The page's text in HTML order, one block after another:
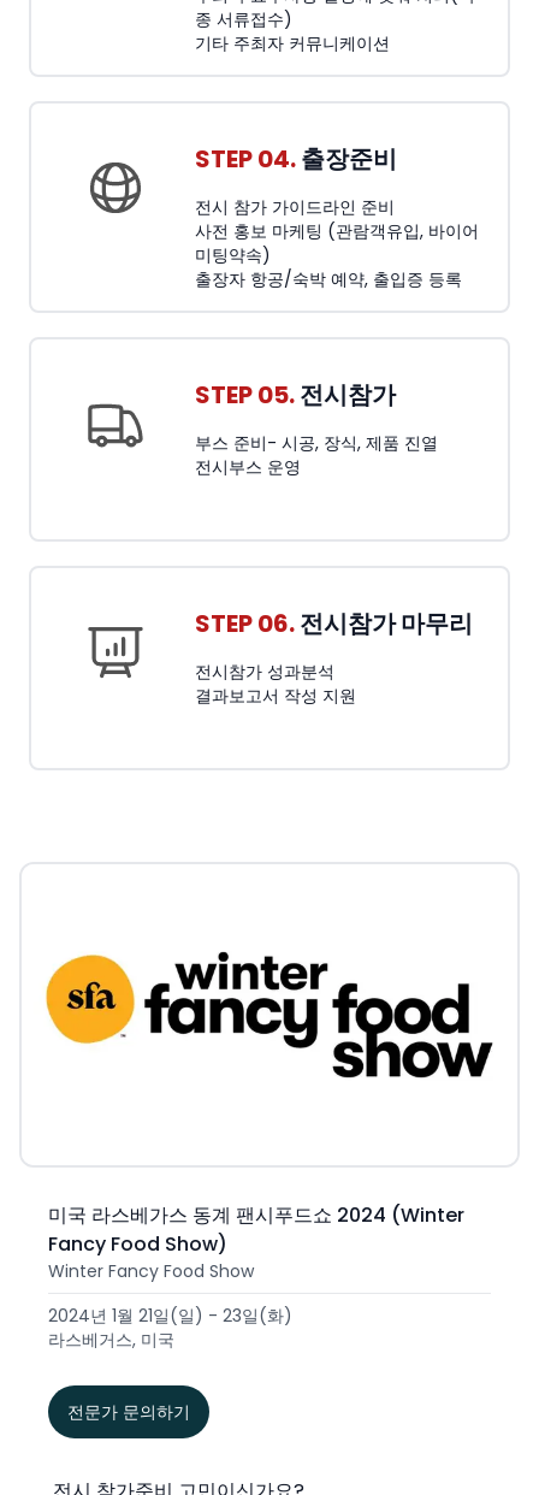
종 서류접수)
기타 주최자 커뮤니케이션
STEP 04.출장준비
전시 참가 가이드라인 준비
사전 홍보 마케팅 (관람객유입, 바이어
미팅약속)
출장자 항공/숙박 예약, 출입증 등록
STEP 05.전시참가
부스 준비- 시공, 장식, 제품 진열
전시부스 운영
STEP 06.전시참가 마무리
전시참가 성과분석
결과보고서 작성 지원
미국 라스베가스 동계 팬시푸드쇼 2024 (Winter
Fancy Food Show)
Winter Fancy Food Show
2024년 1월 21일(일) - 23일(화)
라스베거스, 미국
전문가 문의하기